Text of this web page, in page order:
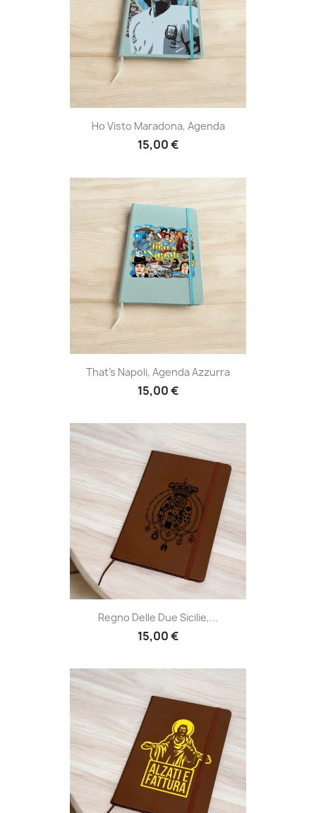
Ho Visto Maradona, Agenda
15,00 €
That's Napoli, Agenda Azzurra
15,00 €
Regno Delle Due Sicilie,...
15,00 €